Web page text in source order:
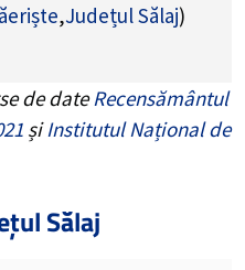
,Județul Sălaj)
de dateRecensământul
șiInstitutul Național de
Sălaj